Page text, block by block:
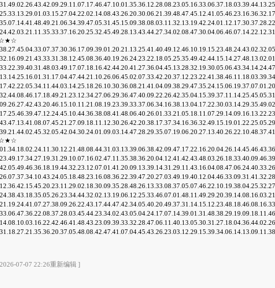
07-07 22:26重新编辑 ]